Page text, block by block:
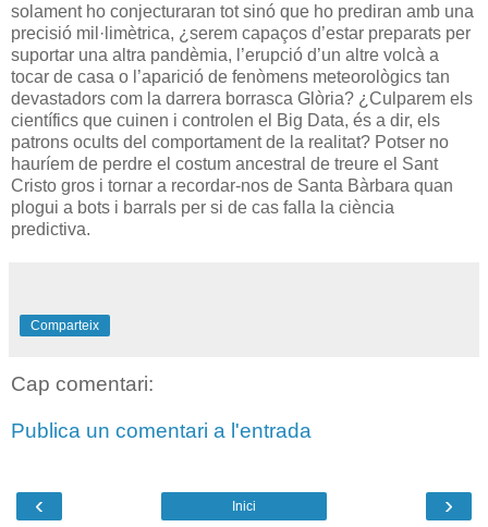
solament ho conjecturaran tot sinó que ho prediran amb una
precisió mil·limètrica, ¿serem capaços d’estar preparats per
suportar una altra pandèmia, l’erupció d’un altre volcà a
tocar de casa o l’aparició de fenòmens meteorològics tan
devastadors com la darrera borrasca Glòria? ¿Culparem els
científics que cuinen i controlen el Big Data, és a dir, els
patrons ocults del comportament de la realitat? Potser no
hauríem de perdre el costum ancestral de treure el Sant
Cristo gros i tornar a recordar-nos de Santa Bàrbara quan
plogui a bots i barrals per si de cas falla la ciència
predictiva.
Comparteix
Cap comentari:
Publica un comentari a l'entrada
‹ ›
Inici